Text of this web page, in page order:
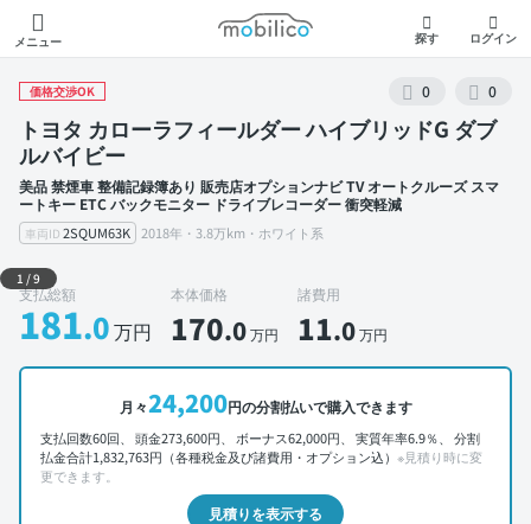
メニュー
モビリコ
探す ログイン
価格交渉OK 0 0
トヨタ カローラフィールダー ハイブリッドG ダブ
ルバイビー
美品 禁煙車 整備記録簿あり 販売店オプションナビ TV オートクルーズ スマ
ートキー ETC バックモニター ドライブレコーダー 衝突軽減
車両ID 2SQUM63K 2018年・3.8万km・ホワイト系
外装 左前
1 /9
支払総額
181.0万円
本体価格
170.0万円
諸費用
11.0万円
月々24,200円の分割払いで購入できます
支払回数60回、 頭金273,600円、 ボーナス62,000円、 実質年率6.9％、 分割
払金合計1,832,763円（各種税金及び諸費用・オプション込） ※見積り時に変
更できます。
見積りを表示する